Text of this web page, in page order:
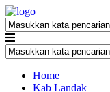
Home
Kab Landak